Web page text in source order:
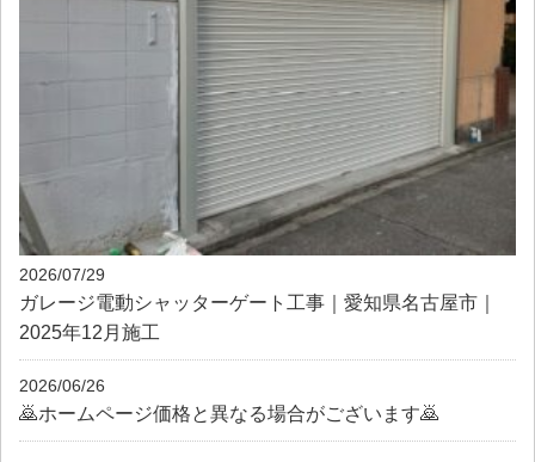
2026/07/29
ガレージ電動シャッターゲート工事｜愛知県名古屋市｜
2025年12月施工
2026/06/26
🙇ホームページ価格と異なる場合がございます🙇